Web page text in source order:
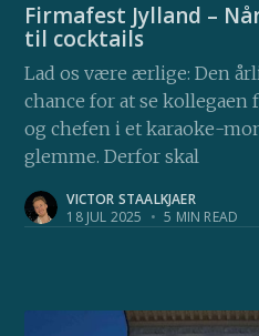
Firmafest Jylland –
til cocktails
Lad os være ærlige: Den
chance for at se
og chefen i et karaoke-
glemme. Derfor skal
VICTOR STAALKJAER
18 JUL 2025 • 5 MIN READ